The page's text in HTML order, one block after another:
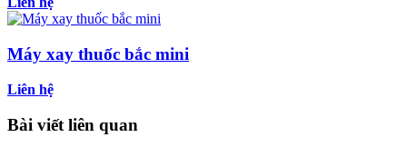
Máy xay thuốc bắc mini
Liên hệ
Bài viết liên quan